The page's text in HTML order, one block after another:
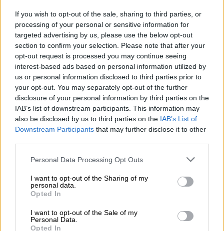
If you wish to opt-out of the sale, sharing to third parties, or
processing of your personal or sensitive information for
targeted advertising by us, please use the below opt-out
section to confirm your selection. Please note that after your
opt-out request is processed you may continue seeing
interest-based ads based on personal information utilized by
us or personal information disclosed to third parties prior to
your opt-out. You may separately opt-out of the further
disclosure of your personal information by third parties on the
IAB’s list of downstream participants. This information may
also be disclosed by us to third parties on the IAB’s List of
Downstream Participants that may further disclose it to other
Personal Data Processing Opt Outs
I want to opt-out of the Sharing of my
personal data.
Opted In
I want to opt-out of the Sale of my
Personal Data.
Opted In
(1) "Six months of hell in Ukraine: how Putin’s
crazy war reached deadlock". SHAUN
WALKER. THE OBSERVER, 20 de agosto.
(2) "The global politics of Russia’s notorious
nationalist ideologue". ISHAAN THAROOR.
THE WASHINGTON POST, 23 de agosto.
(3) "Russia, Ukraine, and the decision to
negotiate". STEVEN PIFER. BROOKINGS
INSTITUTION, 1 de agosto.
(4) "Putin thinks he's winning". TATIANA
STANOVAYA (Carnegie Center). THE NEW
(5) "It’s Too Soon for a Lasting Diplomatic
Settlement". ALINA POLYAKOVA (Universidad
John Hopkins)Y DANIEL FRIED (Consejo
Atlántico y ex-embajador USA en Polonia); "The
Real Key to Victory in Ukraine. Why Sustaining
the Fight Is Everything in a War of Attrition".
KRISTIN BRATHWAITE (James Madison
College) y MARGARITA KONAEV (Center for